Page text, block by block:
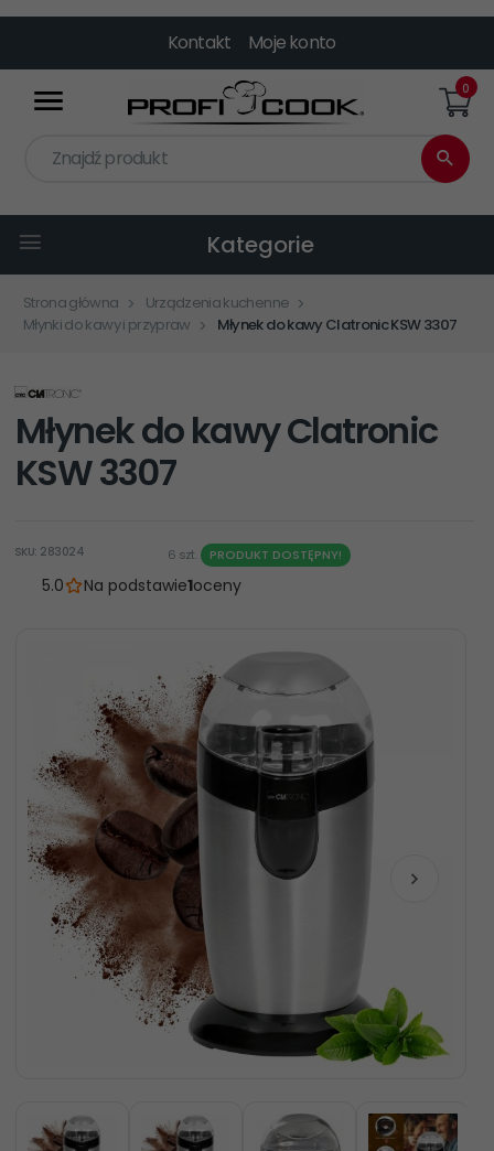
Kontakt Moje konto
Znajdź produkt
0
Kategorie
Strona główna
Urządzenia kuchenne
Młynki do kawy i przypraw
Młynek do kawy Clatronic KSW 3307
Młynek do kawy Clatronic
KSW 3307
SKU: 283024 PRODUKT DOSTĘPNY!
6 szt.
5.0 Na podstawie1oceny